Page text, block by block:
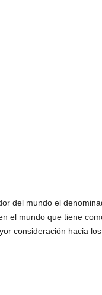
del mundo el
el mundo que tiene
consideración hacia